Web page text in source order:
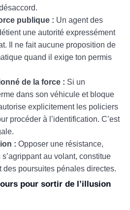
publique : Un agent des
une autorité expressément
Il ne fait aucune proposition de
quand il exige ton permis
de la force : Si un
dans son véhicule et bloque
explicitement les policiers
procéder à l’identification. C’est
: Opposer une résistance,
au volant, constitue
des poursuites pénales directes.
pour sortir de l’illusion